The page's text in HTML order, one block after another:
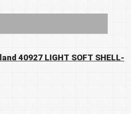
40927 LIGHT SOFT SHELL-